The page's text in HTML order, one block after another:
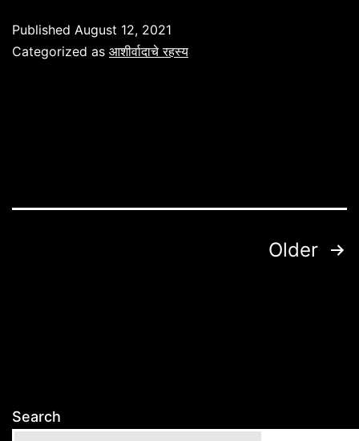
४:२६.
Published August 12, 2021
Categorized as आशीर्वादाचे रहस्य
Older
Search